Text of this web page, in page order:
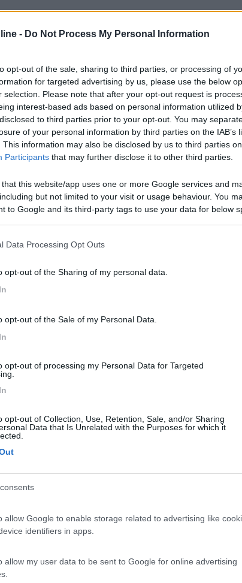
- Do Not Process My Personal Information
opt-out of the sale, sharing to third parties, or processing of
for targeted advertising by us, please use the below
selection. Please note that after your opt-out request is
interest-based ads based on personal information utilized
to third parties prior to your opt-out. You may
of your personal information by third parties on the IAB’s
This information may also be disclosed by us to third parties
Participants that may further disclose it to other third parties.
that this website/app uses one or more Google services and
but not limited to your visit or usage behaviour. You
to Google and its third-party tags to use your data for below
Data Processing Opt Outs
opt-out of the Sharing of my personal data.
opt-out of the Sale of my Personal Data.
opt-out of processing my Personal Data for Targeted
opt-out of Collection, Use, Retention, Sale, and/or Sharing
Data that Is Unrelated with the Purposes for which it
allow Google to enable storage related to advertising like
identifiers in apps.
allow my user data to be sent to Google for online advertising
(3) Accessibilità (2) Accoglienza (1)
24/08/
parcheggio gratuito più su rispetto a quello a
si può sostare (al mattino è passato il vigile, ma
andare via senza multe) ma arrivando di sera e
comodo. Sulla strada ma tranquillo e vicino a un
pascolo. Ovviamente nessun servizio, neanche
12/08/
per la visita del laghetto, che si trova proprio di
paga come un pullman (10€/ora). Ma in
sulla destra, dopo un paio di tornanti si trova
ad un parcheggio sia per auto che per camper
Da lì si può scendere in 10 minuti al
di fronte al laghetto) percorrendo un
ponticello. Lasciandovi alle spalle l'ingresso del
lo sterrato di fronte a voi.
Prezzo
25/07/
i primi 15 minuti gratuiti, passate le 12 ore si
sosta notturna, ma non c'è nessun tipo di servizio.